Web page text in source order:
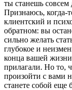
ты станешь
Признаюсь, когда-
клиентский и
обратном: вы
сильно желать
глубокое и
конца вашей
прилагали. Но то,
произойти с вами
станете собой еще